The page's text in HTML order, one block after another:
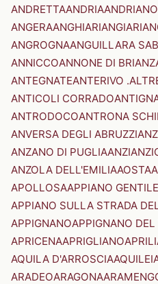
ANDRETTAANDRIA
ANGERAANGHIARIANGIARI
ANGROGNAANGUILLARA
ANNICCOANNONE DI
ANTEGNATEANTERIVO
ANTICOLI CORRADO
ANTRODOCOANTRONA
ANVERSA DEGLI ABRUZZI
ANZANO DI PUGLIAANZI
ANZOLA DELL'EMILIAAOSTA
APOLLOSAAPPIANO GENTILE
APPIANO SULLA STRADA
APPIGNANOAPPIGNANO
APRICENAAPRIGLIANO
AQUILA D'ARROSCIA
ARADEOARAGONA